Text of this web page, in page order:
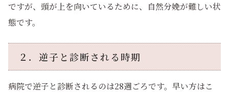
ですが、頭が上を向いているために、自然分娩が難しい状
態です。
２．逆子と診断される時期
病院で逆子と診断されるのは28週ごろです。早い方はこ